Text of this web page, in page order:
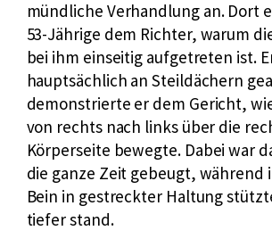
mündliche Verhandlung an. Dort
53-Jährige dem Richter, warum
bei ihm einseitig aufgetreten ist.
hauptsächlich an Steildächern
demonstrierte er dem Gericht,
von rechts nach links über die
Körperseite bewegte. Dabei war
die ganze Zeit gebeugt, während
Bein in gestreckter Haltung
tiefer stand.